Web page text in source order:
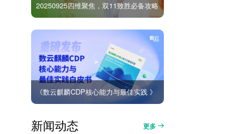
20250925四维聚焦，双11致胜必备攻略
《数云麒麟CDP核心能力与最佳实践 》
新闻动态 更多